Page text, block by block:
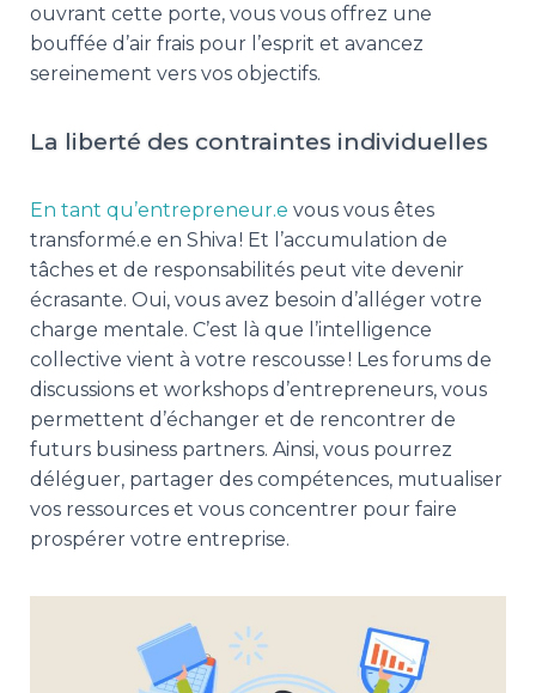
ouvrant cette porte, vous vous offrez une
bouffée d’air frais pour l’esprit et avancez
sereinement vers vos objectifs.
La liberté des contraintes individuelles
En tant qu’entrepreneur.e vous vous êtes
transformé.e en Shiva ! Et l’accumulation de
tâches et de responsabilités peut vite devenir
écrasante. Oui, vous avez besoin d’alléger votre
charge mentale. C’est là que l’intelligence
collective vient à votre rescousse ! Les forums de
discussions et workshops d’entrepreneurs, vous
permettent d’échanger et de rencontrer de
futurs business partners. Ainsi, vous pourrez
déléguer, partager des compétences, mutualiser
vos ressources et vous concentrer pour faire
prospérer votre entreprise.